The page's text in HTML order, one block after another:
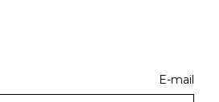
E-mail